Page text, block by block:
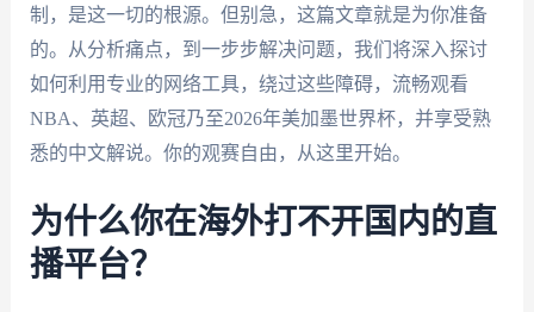
制，是这一切的根源。但别急，这篇文章就是为你准备
的。从分析痛点，到一步步解决问题，我们将深入探讨
如何利用专业的网络工具，绕过这些障碍，流畅观看
NBA、英超、欧冠乃至2026年美加墨世界杯，并享受熟
悉的中文解说。你的观赛自由，从这里开始。
为什么你在海外打不开国内的直
播平台？